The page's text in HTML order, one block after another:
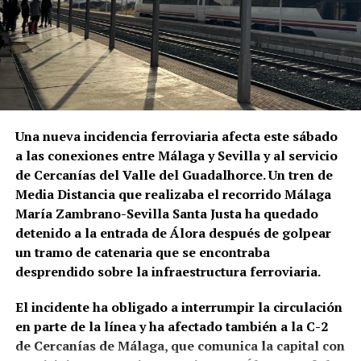
Siglos XIV-XVI: reparaciones y
modificaciones del sistema
defensivo
militar durante la Baja Edad Media. Después de las
destrucciones sufridas en el siglo XIV,se acometió
una importante reconstrucción hacia 1430 bajo
Pedro Ponce de León, con autorización pontificia de
Martín V. Bellido atribuye a esta fase la
rehabilitación de lienzos deteriorados, la
construcción de torres semicirculares y la
configuración de la actual Puerta de Sevilla o Arco
de la Rosa.
Durante el siglo XVI siguieron produciéndose
intervenciones.En el sector nororiental de la
pequeños cafés y encontró nuevos públicos en
teatros, plazas de toros y grandes compañías. La
programación identifica entre las figuras esenciales
de aquella época a La Niña de los Peines, Manuel
Vallejo y Pepe Marchena.
Pepe Marchena, en el centro de
aquella transformación
José Tejada Martín, Pepe Marchena, fue uno de los
artistas que mejor representó aquel cambio de
escala. Su enorme popularidad durante las décadas
centrales del siglo XX estuvo vinculada a los
fandangos, los cantes libres y los cantes de ida y
personal de ornamentar la melodía que generó
seguidores, imitadores y también intensas
controversias entre los defensores de distintas
Una nueva incidencia ferroviaria afecta este sábado
a las conexiones entre Málaga y Sevilla y al servicio
de Cercanías del Valle del Guadalhorce. Un tren de
Media Distancia que realizaba el recorrido Málaga
María Zambrano-Sevilla Santa Justa ha quedado
detenido a la entrada de Álora después de golpear
un tramo de catenaria que se encontraba
desprendido sobre la infraestructura ferroviaria.
El incidente ha obligado a interrumpir la circulación
en parte de la línea y ha afectado también a la C-2
de Cercanías de Málaga, que comunica la capital con